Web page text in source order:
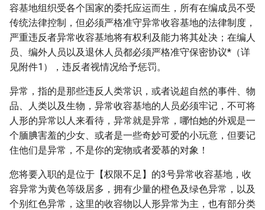
容基地组织受各个国家的委托应运而生，所有在编成员不受
传统法律控制，但必须严格准守异常收容基地的法律制度，
严重违反者异常收容基地将有权利及能力将其处决；在编人
员、编外人员以及退休人员都必须严格准守保密协议*（详
见附件1），违反者视情况给予惩罚。
异常，指的是那些违反人类常识，或者说超自然的事件、物
品、人类以及生物，异常收容基地的人员必须牢记，不可将
人形的异常以人来看待，异常就是异常，哪怕她的外观是一
个腼腆害羞的少女、或者是一些奇妙可爱的小玩意，但要记
住他们是异常，不是你的宠物或者爱慕的对象！
您将要入职的是位于【权限不足】的3号异常收容基地，收
容异常为黄色等级居多，拥有少量的橙色及绿色异常，以及
个别红色异常，这里的收容物以人形异常为主，也有部分类